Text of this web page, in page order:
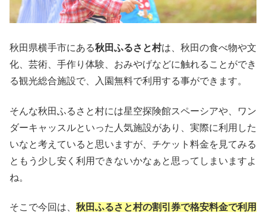
秋田県横手市にある秋田ふるさと村は、秋田の食べ物や文
化、芸術、手作り体験、おみやげなどに触れることができ
る観光総合施設で、入園無料で利用する事ができます。
そんな秋田ふるさと村には星空探険館スペーシアや、ワン
ダーキャッスルといった人気施設があり、実際に利用した
いなと考えていると思いますが、チケット料金を見てみる
ともう少し安く利用できないかなぁと思ってしまいますよ
ね。
そこで今回は、 秋田ふるさと村の割引券で格安料金で利用